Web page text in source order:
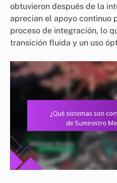
obtuvieron después de la
aprecian el apoyo continuo
proceso de integración, lo
transición fluida y un uso